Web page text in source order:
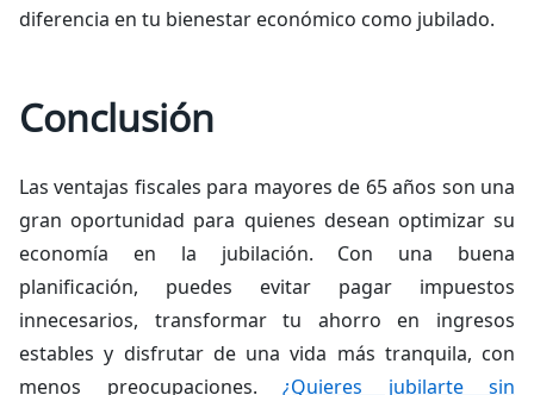
diferencia en tu bienestar económico como jubilado.
Conclusión
Las ventajas fiscales para mayores de 65 años son una
gran oportunidad para quienes desean optimizar su
economía en la jubilación. Con una buena
planificación, puedes evitar pagar impuestos
innecesarios, transformar tu ahorro en ingresos
estables y disfrutar de una vida más tranquila, con
menos preocupaciones. ¿Quieres jubilarte sin